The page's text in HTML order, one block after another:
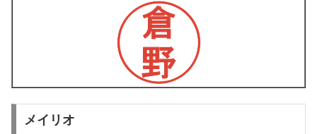
メイリオ